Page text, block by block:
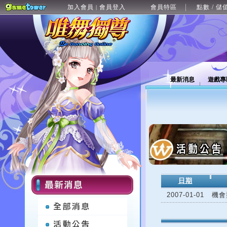
加入會員 | 會員登入 會員特區 點數 / 儲
最新消息 遊戲
日期
2007-01-01
機